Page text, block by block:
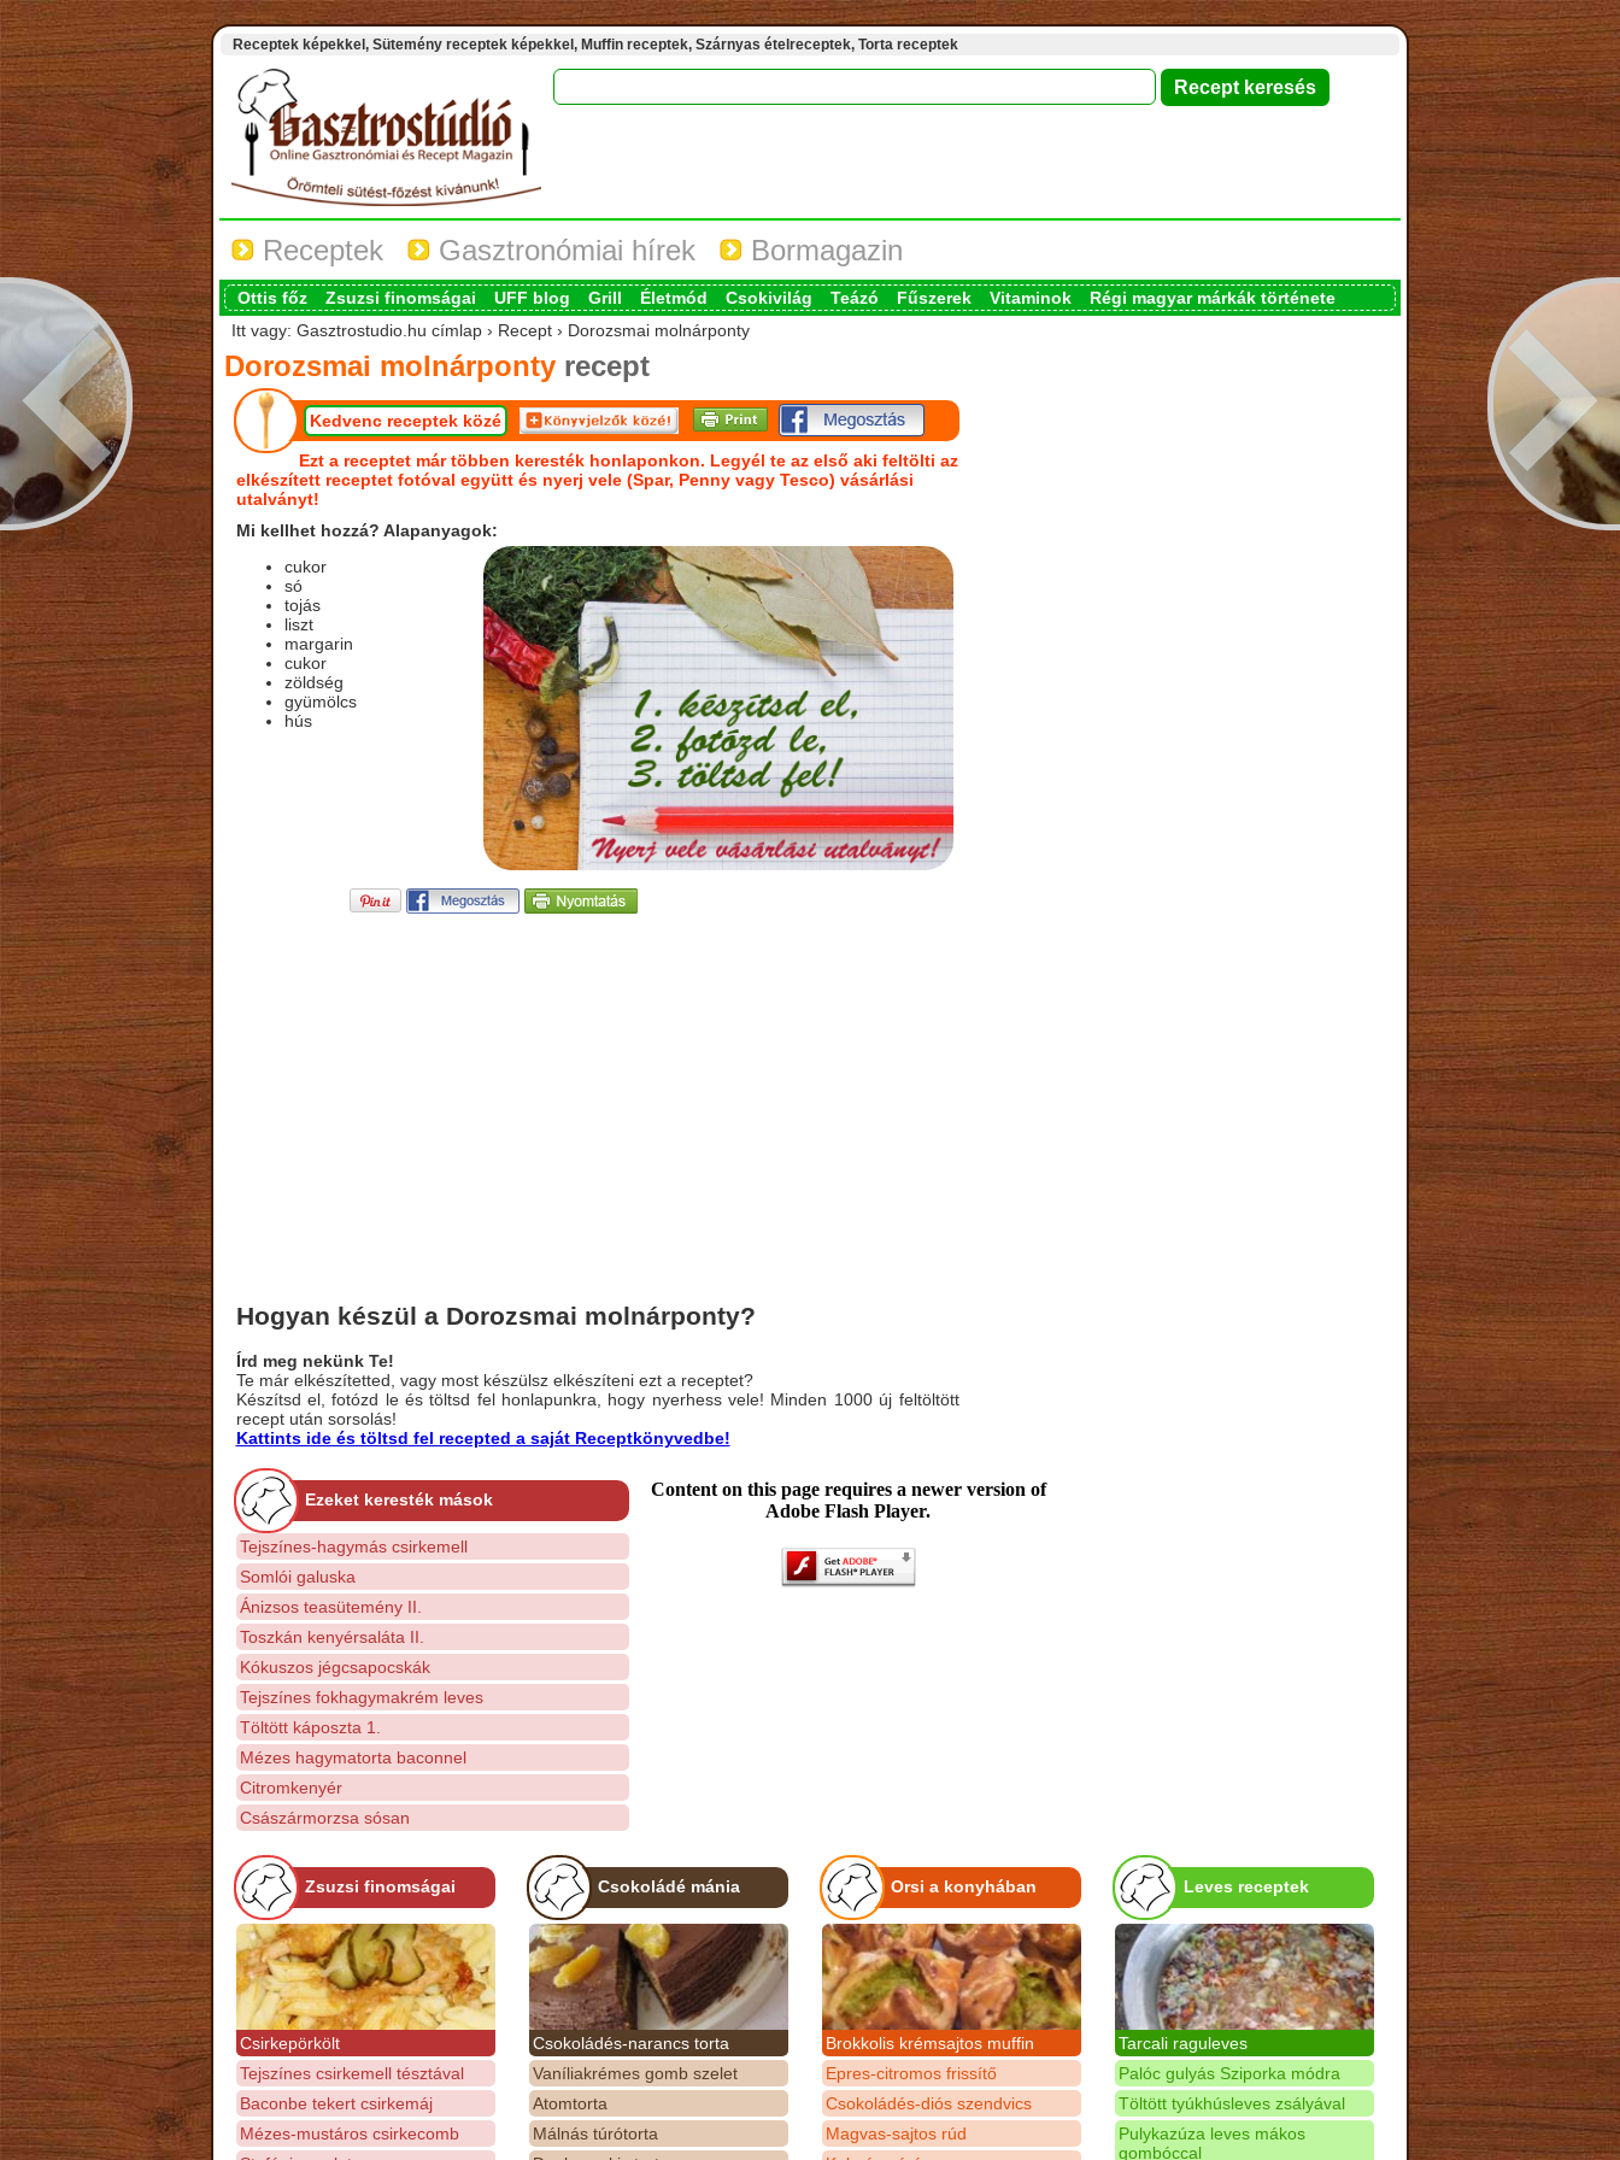
Receptek képekkel, Sütemény receptek képekkel, Muffin receptek, Szárnyas ételreceptek, Torta receptek
Receptek Gasztronómiai hírek Bormagazin
Ottis főz Zsuzsi finomságai UFF blog Grill Életmód Csokivilág Teázó Fűszerek Vitaminok
Régi magyar márkák története
Itt vagy: Gasztrostudio.hu címlap › Recept › Dorozsmai molnárponty
Dorozsmai molnárpontyrecept
Kedvenc receptek közé
Ezt a receptet már többen keresték honlaponkon. Legyél te az első aki feltölti az
elkészített receptet fotóval együtt és nyerj vele (Spar, Penny vagy Tesco) vásárlási
utalványt!
Mi kellhet hozzá? Alapanyagok:
cukor
só
tojás
liszt
margarin
cukor
zöldség
gyümölcs
hús
Hogyan készül a Dorozsmai molnárponty?
Írd meg nekünk Te!
Te már elkészítetted, vagy most készülsz elkészíteni ezt a receptet?
Készítsd el, fotózd le és töltsd fel honlapunkra, hogy nyerhess vele! Minden 1000 új feltöltött
recept után sorsolás!
Kattints ide és töltsd fel recepted a saját Receptkönyvedbe!
Ezeket keresték mások
Tejszínes-hagymás csirkemell
Somlói galuska
Ánizsos teasütemény II.
Toszkán kenyérsaláta II.
Kókuszos jégcsapocskák
Tejszínes fokhagymakrém leves
Töltött káposzta 1.
Mézes hagymatorta baconnel
Citromkenyér
Császármorzsa sósan
Content on this page requires a newer version of
Adobe Flash Player.
Zsuzsi finomságai
Csirkepörkölt
Tejszínes csirkemell tésztával
Baconbe tekert csirkemáj
Mézes-mustáros csirkecomb
Csokoládé mánia
Csokoládés-narancs torta
Vaníliakrémes gomb szelet
Atomtorta
Málnás túrótorta
Orsi a konyhában
Brokkolis krémsajtos muffin
Epres-citromos frissítő
Csokoládés-diós szendvics
Magvas-sajtos rúd
Leves receptek
Tarcali raguleves
Palóc gulyás Sziporka módra
Töltött tyúkhúsleves zsályával
Pulykazúza leves mákos
gombóccal